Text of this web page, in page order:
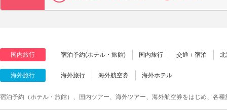
国内旅行 宿泊予約(ホテル・旅館) 国内旅行 交通＋宿泊
海外旅行 海外旅行 海外航空券 海外ホテル
宿泊予約（ホテル・旅館）、国内ツアー、海外ツアー、海外航空券をはじめ、各